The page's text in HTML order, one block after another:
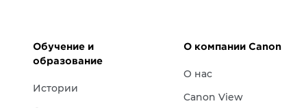
Обучение и
образование
Истории
О компании Canon
О нас
Canon View